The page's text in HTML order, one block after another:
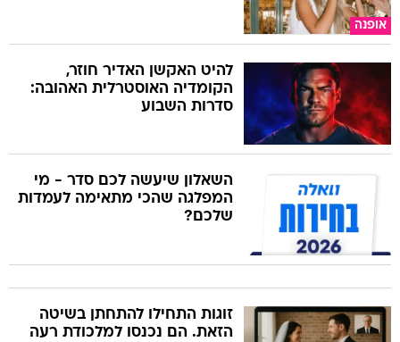
אופנה
להיט האקשן האדיר חוזר,
הקומדיה האוסטרלית האהובה:
סדרות השבוע
השאלון שיעשה לכם סדר - מי
המפלגה שהכי מתאימה לעמדות
שלכם?
זוגות התחילו להתחתן בשיטה
הזאת. הם נכנסו למלכודת רעה